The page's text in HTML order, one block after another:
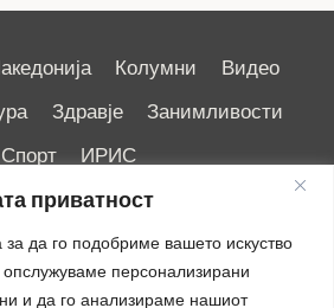
приватност
да го подобриме вашето искуство
персонализирани
и да го анализираме нашиот
Колумни
Видео
Здравје
Занимливости
Спорт
ИРИС